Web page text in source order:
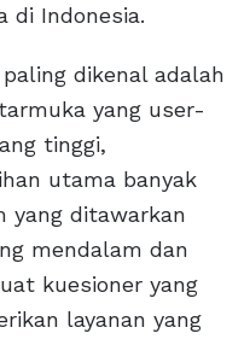
di Indonesia.
dikenal adalah
yang user-
tinggi,
utama banyak
yang ditawarkan
mendalam dan
kuesioner yang
layanan yang